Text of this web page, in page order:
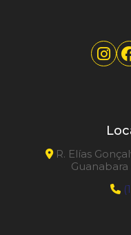
Riscadeira de Piso
Riscadeira de Piso 75
Riscadeira de Piso 90
R. Elías
Guanabara